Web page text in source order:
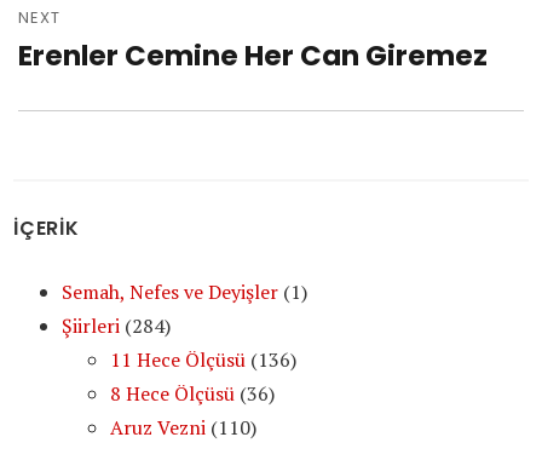
NEXT
Next
Erenler Cemine Her Can Giremez
İÇERİK
Semah, Nefes ve Deyişler (1)
Şiirleri (284)
11 Hece Ölçüsü (136)
8 Hece Ölçüsü (36)
Aruz Vezni (110)